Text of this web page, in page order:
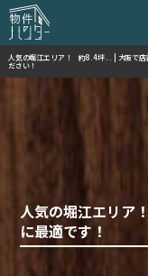
人気の堀江エリア！ 約8.4坪... | 大阪で店
ださい！
人気の堀江エリ
に最適です！